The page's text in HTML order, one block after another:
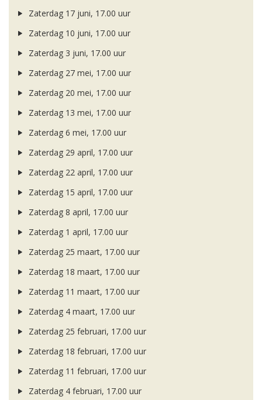
Zaterdag 17 juni, 17.00 uur
Zaterdag 10 juni, 17.00 uur
Zaterdag 3 juni, 17.00 uur
Zaterdag 27 mei, 17.00 uur
Zaterdag 20 mei, 17.00 uur
Zaterdag 13 mei, 17.00 uur
Zaterdag 6 mei, 17.00 uur
Zaterdag 29 april, 17.00 uur
Zaterdag 22 april, 17.00 uur
Zaterdag 15 april, 17.00 uur
Zaterdag 8 april, 17.00 uur
Zaterdag 1 april, 17.00 uur
Zaterdag 25 maart, 17.00 uur
Zaterdag 18 maart, 17.00 uur
Zaterdag 11 maart, 17.00 uur
Zaterdag 4 maart, 17.00 uur
Zaterdag 25 februari, 17.00 uur
Zaterdag 18 februari, 17.00 uur
Zaterdag 11 februari, 17.00 uur
Zaterdag 4 februari, 17.00 uur